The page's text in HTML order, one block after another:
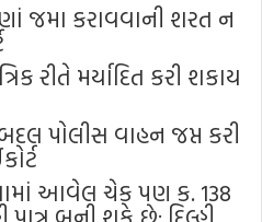
જમા કરાવવાની શરત ન
રીતે મર્યાદિત કરી શકાય
પોલીસ વાહન જપ્ત કરી
આવેલ ચેક પણ ક. 138